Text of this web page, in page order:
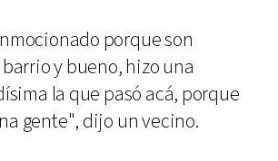
porque son
y bueno, hizo una
la que pasó acá, porque
gente", dijo un vecino.